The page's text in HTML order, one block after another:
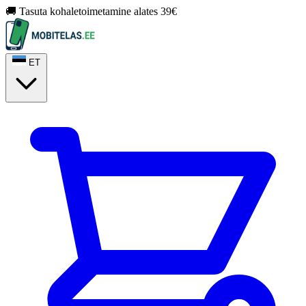
🚚 Tasuta kohaletoimetamine alates 39€
ET